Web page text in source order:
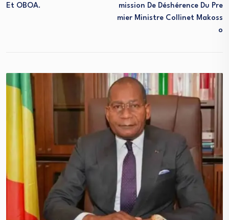
Et OBOA.
Mission De Déshérence Du Pre
Mier Ministre Collinet Makoss
O